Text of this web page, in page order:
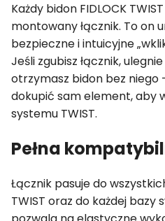
Każdy bidon FIDLOCK
montowany łącznik. To on
bezpieczne i intuicyjne
Jeśli zgubisz łącznik,
otrzymasz bidon bez
dokupić sam element, aby
systemu TWIST.
Pełna
Łącznik pasuje do
TWIST oraz do każdej bazy